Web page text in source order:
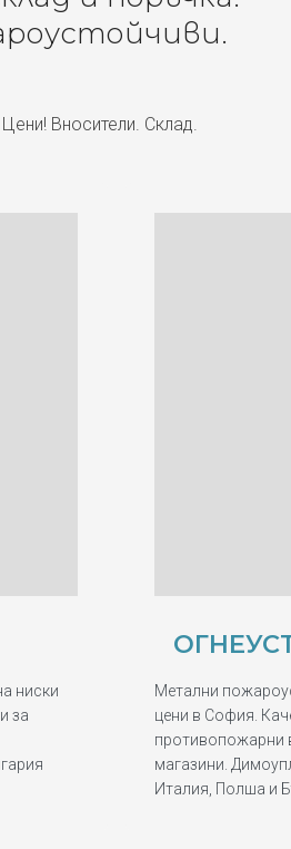
Вносители. Склад.
ниски
за
Метални
цени в София.
противопожарни
магазини.
Италия, Полша и